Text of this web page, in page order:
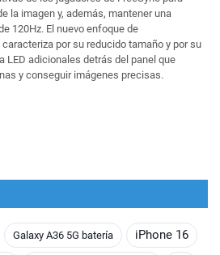
la imagen y, además, mantener una
120Hz. El nuevo enfoque de
por su reducido tamaño y por su
LED adicionales detrás del panel que
y conseguir imágenes precisas.
Galaxy A36 5G batería iPhone 16